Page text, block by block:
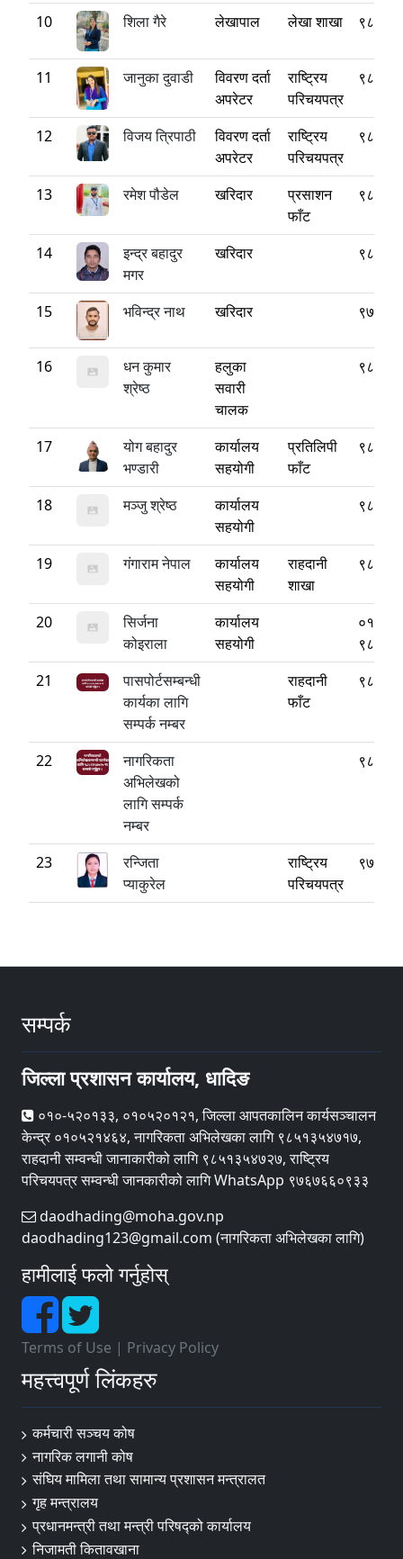
10 शिला गैरे लेखापाल लेखा शाखा
11 जानुका दुवाडी
विवरण दर्ता
अपरेटर
राष्ट्रिय
परिचयपत्र
12 विजय त्रिपाठी
विवरण दर्ता
अपरेटर
राष्ट्रिय
परिचयपत्र
13 रमेश पौडेल खरिदार
प्रसाशन
फाँट
14
इन्द्र बहादुर
मगर
खरिदार
15 भविन्द्र नाथ खरिदार
16
धन कुमार
श्रेष्ठ
हलुका
सवारी
चालक
17
योग बहादुर
भण्डारी
कार्यालय
सहयोगी
प्रतिलिपी
फाँट
18 मञ्जु श्रेष्ठ
कार्यालय
सहयोगी
19 गंगाराम नेपाल
कार्यालय
सहयोगी
राहदानी
शाखा
20
सिर्जना
कोइराला
कार्यालय
सहयोगी
०१०-
21
पासपोर्टसम्बन्धी
कार्यका लागि
सम्पर्क नम्बर
राहदानी
फाँट
22
नागरिकता
अभिलेखको
लागि सम्पर्क
नम्बर
23
रन्जिता
प्याकुरेल
राष्ट्रिय
परिचयपत्र
सम्पर्क
जिल्ला प्रशासन कार्यालय, धादिङ
०१०-५२०१३३, ०१०५२०१२१, जिल्ला आपतकालिन कार्यसञ्चालन
केन्द्र ०१०५२१४६४, नागरिकता अभिलेखका लागि ९८५१३५४७१७,
राहदानी सम्वन्धी जानाकारीको लागि ९८५१३५४७२७, राष्ट्रिय
परिचयपत्र सम्वन्धी जानकारीको लागि WhatsApp ९७६७६६०९३३
daodhading@moha.gov.np
daodhading123@gmail.com (नागरिकता अभिलेखका लागि)
हामीलाई फलो गर्नुहोस्
Terms of Use | Privacy Policy
महत्त्वपूर्ण लिंकहरु
कर्मचारी सञ्चय कोष
नागरिक लगानी कोष
संघिय मामिला तथा सामान्य प्रशासन मन्त्रालत
गृह मन्त्रालय
प्रधानमन्त्री तथा मन्त्री परिषद्को कार्यालय
निजामती कितावखाना